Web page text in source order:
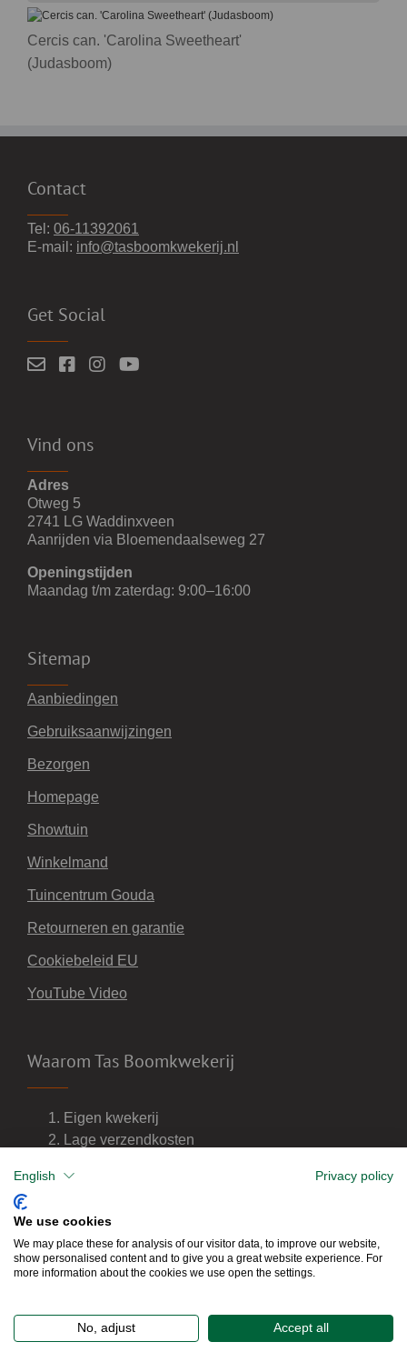
Cercis can. 'Carolina Sweetheart'
(Judasboom)
Contact
Tel: 06-11392061
E-mail: info@tasboomkwekerij.nl
Get Social
Vind ons
Adres
Otweg 5
2741 LG Waddinxveen
Aanrijden via Bloemendaalseweg 27
Openingstijden
Maandag t/m zaterdag: 9:00–16:00
Sitemap
Aanbiedingen
Gebruiksaanwijzingen
Bezorgen
Homepage
Showtuin
Winkelmand
Tuincentrum Gouda
Retourneren en garantie
Cookiebeleid EU
YouTube Video
Waarom Tas Boomkwekerij
Eigen kwekerij
Lage verzendkosten
Dealer van DCM meststoffen
English Privacy policy
We use cookies
We may place these for analysis of our visitor data, to improve our website,
show personalised content and to give you a great website experience. For
more information about the cookies we use open the settings.
No, adjust Accept all